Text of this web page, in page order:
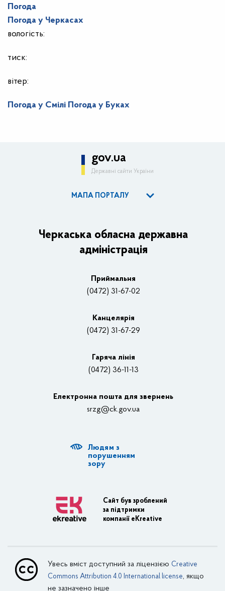
Погода
Погода у Черкасах
вологість:
тиск:
вітер:
Погода у Смілі Погода у Буках
gov.ua
Державні сайти України
МАПА ПОРТАЛУ
Керівництво адміністрації
Основні завдання та нормативно-правові засади
Нагороди
Контакти
Відеотрансляції
Структурні підрозділи ОДА
Діяльність ОДА
Транспортна інфраструктура
Внутрішній водний транспорт
Черкаська обласна державна
адміністрація
Приймальня
(0472) 31-67-02
Канцелярiя
(0472) 31-67-29
Гаряча лінія
(0472) 36-11-13
Електронна пошта для звернень
srzg@ck.gov.ua
Людям з
порушенням
зору
Сайт був зроблений
за підтримки
компанії eKreative
Увесь вміст доступний за ліцензією Creative
Commons Attribution 4.0 International license, якщо
не зазначено інше